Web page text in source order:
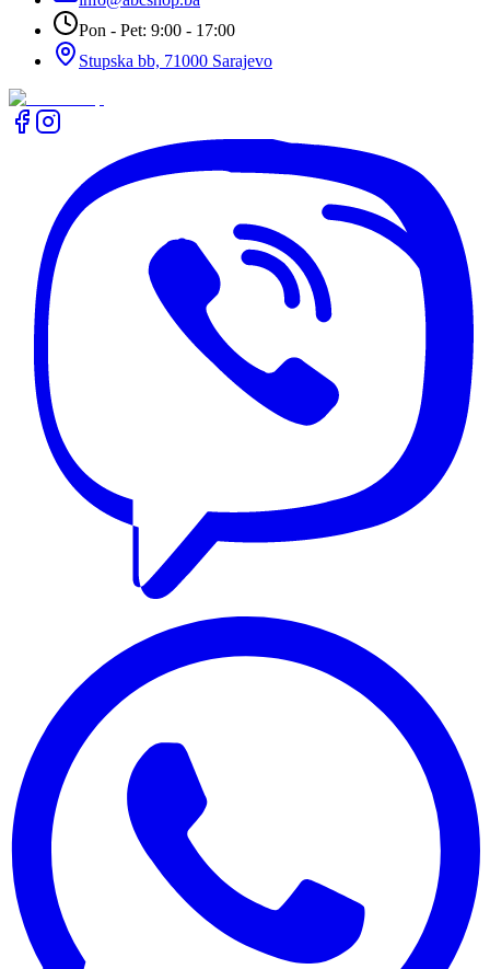
Pon - Pet: 9:00 - 17:00
Stupska bb, 71000 Sarajevo